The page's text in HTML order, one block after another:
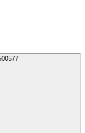
+7 (8442) 500577